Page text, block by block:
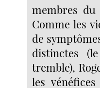
membres du
Comme les
de
distinctes
tremble),
les